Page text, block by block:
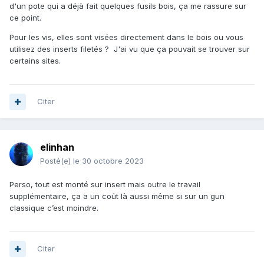
d'un pote qui a déjà fait quelques fusils bois, ça me rassure sur
ce point.
Pour les vis, elles sont visées directement dans le bois ou vous
utilisez des inserts filetés ? J'ai vu que ça pouvait se trouver sur
certains sites.
Citer
elinhan
Posté(e) le 30 octobre 2023
Perso, tout est monté sur insert mais outre le travail
supplémentaire, ça a un coût là aussi même si sur un gun
classique c’est moindre.
Citer